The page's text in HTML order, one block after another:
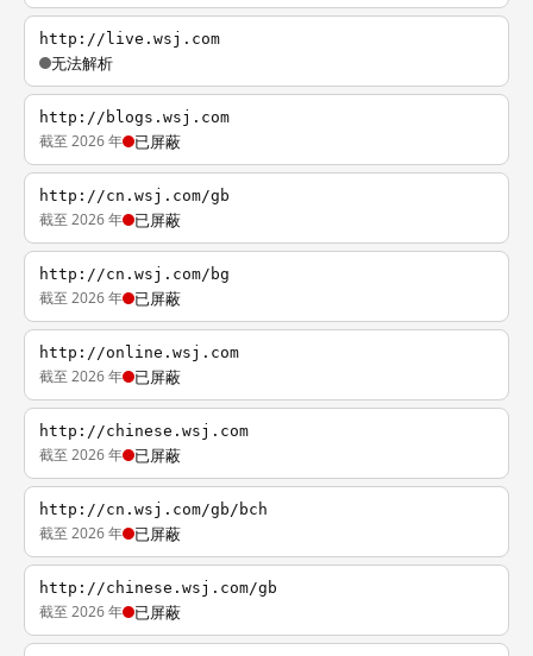
http://live.wsj.com
无法解析
http://blogs.wsj.com
截至 2026 年 已屏蔽
http://cn.wsj.com/gb
截至 2026 年 已屏蔽
http://cn.wsj.com/bg
截至 2026 年 已屏蔽
http://online.wsj.com
截至 2026 年 已屏蔽
http://chinese.wsj.com
截至 2026 年 已屏蔽
http://cn.wsj.com/gb/bch
截至 2026 年 已屏蔽
http://chinese.wsj.com/gb
截至 2026 年 已屏蔽